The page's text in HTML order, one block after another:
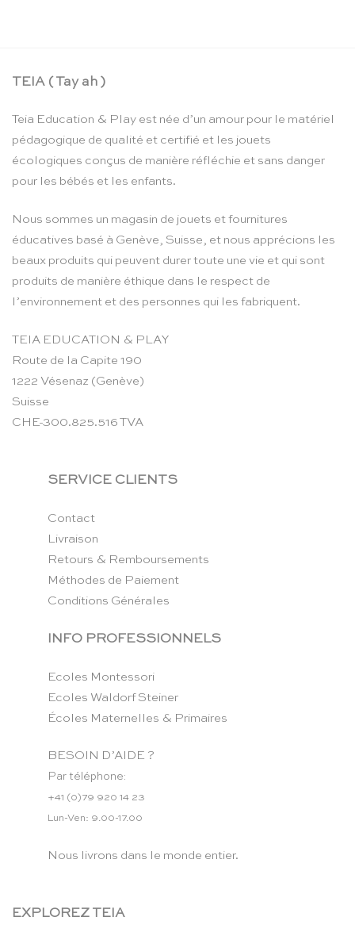
TEIA ( Tay ah )
Teia Education & Play est née d’un amour pour le matériel
pédagogique de qualité et certifié et les jouets
écologiques conçus de manière réfléchie et sans danger
pour les bébés et les enfants.
Nous sommes un magasin de jouets et fournitures
éducatives basé à Genève, Suisse, et nous apprécions les
beaux produits qui peuvent durer toute une vie et qui sont
produits de manière éthique dans le respect de
l’environnement et des personnes qui les fabriquent.
TEIA EDUCATION & PLAY
Route de la Capite 190
1222 Vésenaz (Genève)
Suisse
CHE-300.825.516 TVA
SERVICE CLIENTS
Contact
Livraison
Retours & Remboursements
Méthodes de Paiement
Conditions Générales
INFO PROFESSIONNELS
Ecoles Montessori
Ecoles Waldorf Steiner
Écoles Maternelles & Primaires
BESOIN D’AIDE ?
Par téléphone:
+41 (0)79 920 14 23
Lun-Ven: 9.00-17.00
Nous livrons dans le monde entier.
EXPLOREZ TEIA